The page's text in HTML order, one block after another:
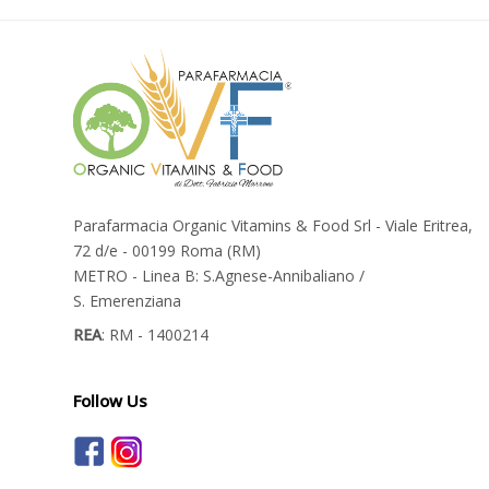
Parafarmacia Organic Vitamins & Food Srl - Viale Eritrea,
72 d/e - 00199 Roma (RM)
METRO - Linea B: S.Agnese-Annibaliano /
S. Emerenziana
REA: RM - 1400214
Follow Us